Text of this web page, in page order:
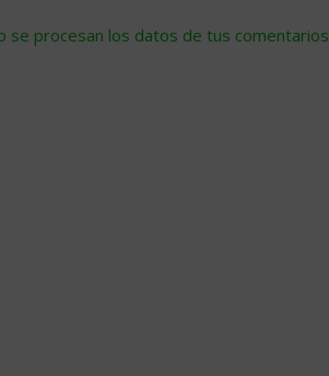
se procesan los datos de tus comentarios